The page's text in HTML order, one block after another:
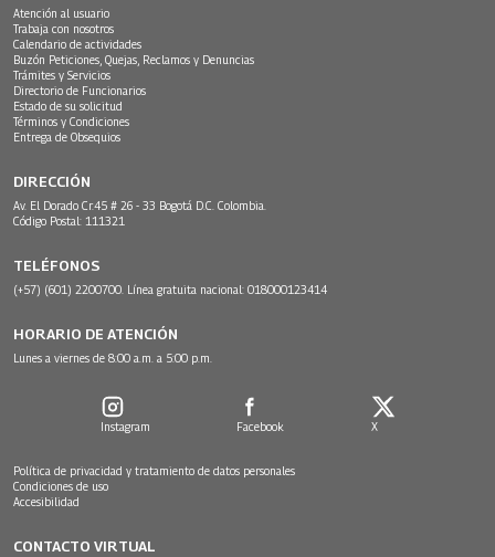
Atención al usuario
Trabaja con nosotros
Calendario de actividades
Buzón Peticiones, Quejas, Reclamos y Denuncias
Trámites y Servicios
Directorio de Funcionarios
Estado de su solicitud
Términos y Condiciones
Entrega de Obsequios
DIRECCIÓN
Av. El Dorado Cr.45 # 26 - 33 Bogotá D.C. Colombia.
Código Postal: 111321
TELÉFONOS
(+57) (601) 2200700. Línea gratuita nacional: 018000123414
HORARIO DE ATENCIÓN
Lunes a viernes de 8:00 a.m. a 5:00 p.m.
Instagram Facebook X
Política de privacidad y tratamiento de datos personales
Condiciones de uso
Accesibilidad
CONTACTO VIRTUAL